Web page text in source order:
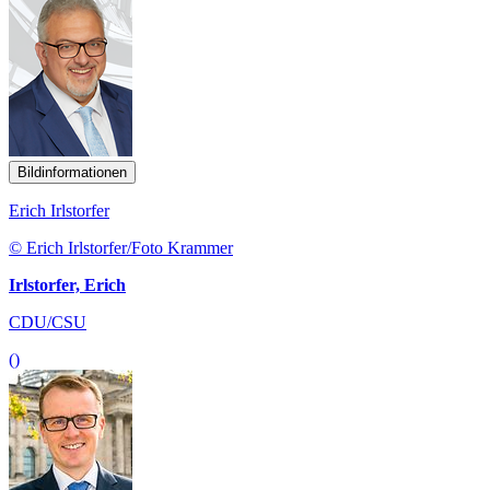
Bildinformationen
Erich Irlstorfer
© Erich Irlstorfer/Foto Krammer
Irlstorfer, Erich
CDU/CSU
()